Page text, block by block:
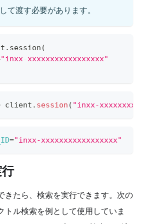
て渡す必要があります。
. session (
"inxx-xxxxxxxxxxxxxxxxx"
client . session ( "inxx-
="inxx-xxxxxxxxxxxxxxxxx"
きたら、検索を実行できます。次の
トル検索を例として使用していま